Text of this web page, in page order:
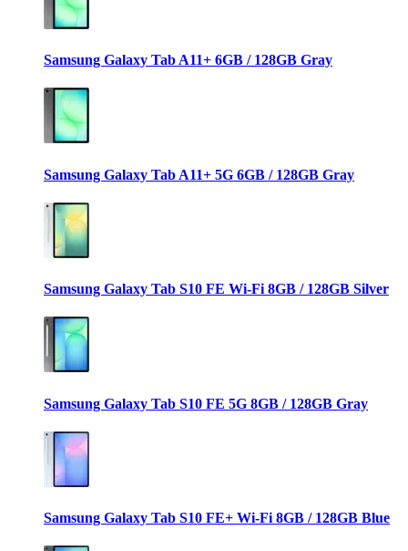
Samsung Galaxy Tab A11+ 6GB / 128GB Gray
Samsung Galaxy Tab A11+ 5G 6GB / 128GB Gray
Samsung Galaxy Tab S10 FE Wi-Fi 8GB / 128GB Silver
Samsung Galaxy Tab S10 FE 5G 8GB / 128GB Gray
Samsung Galaxy Tab S10 FE+ Wi-Fi 8GB / 128GB Blue